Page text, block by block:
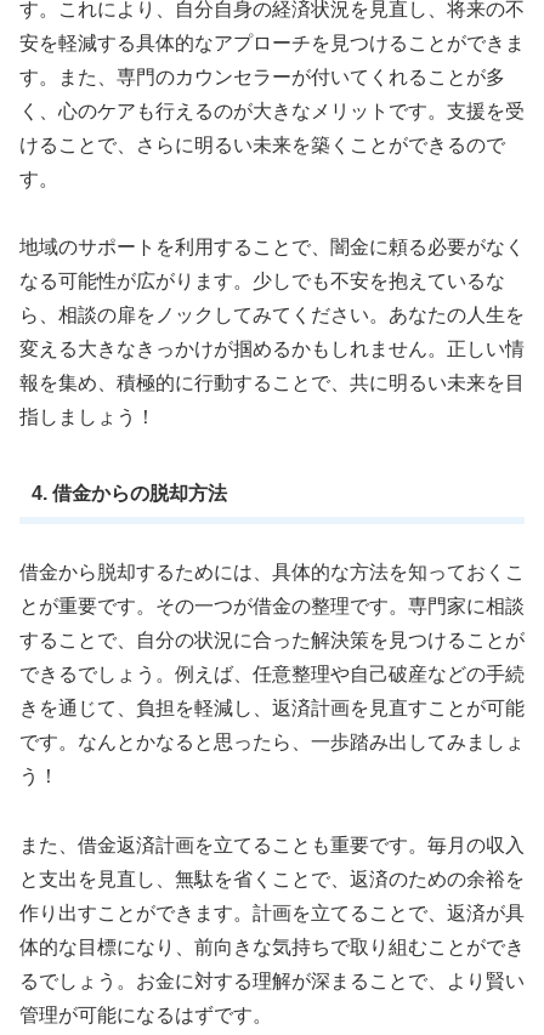
す。これにより、自分自身の経済状況を見直し、将来の不
安を軽減する具体的なアプローチを見つけることができま
す。また、専門のカウンセラーが付いてくれることが多
く、心のケアも行えるのが大きなメリットです。支援を受
けることで、さらに明るい未来を築くことができるので
す。
地域のサポートを利用することで、闇金に頼る必要がなく
なる可能性が広がります。少しでも不安を抱えているな
ら、相談の扉をノックしてみてください。あなたの人生を
変える大きなきっかけが掴めるかもしれません。正しい情
報を集め、積極的に行動することで、共に明るい未来を目
指しましょう！
4. 借金からの脱却方法
借金から脱却するためには、具体的な方法を知っておくこ
とが重要です。その一つが借金の整理です。専門家に相談
することで、自分の状況に合った解決策を見つけることが
できるでしょう。例えば、任意整理や自己破産などの手続
きを通じて、負担を軽減し、返済計画を見直すことが可能
です。なんとかなると思ったら、一歩踏み出してみましょ
う！
また、借金返済計画を立てることも重要です。毎月の収入
と支出を見直し、無駄を省くことで、返済のための余裕を
作り出すことができます。計画を立てることで、返済が具
体的な目標になり、前向きな気持ちで取り組むことができ
るでしょう。お金に対する理解が深まることで、より賢い
管理が可能になるはずです。